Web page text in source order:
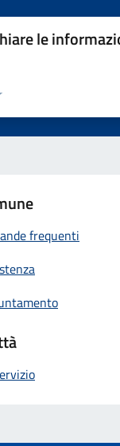
le
5 stelle su 5
stelle su 5
su 5
5
frequenti